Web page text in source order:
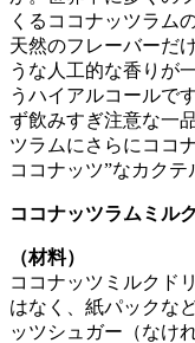
くるココナッツラム
天然のフレーバーだ
うな人工的な香りが
うハイアルコールで
ず飲みすぎ注意な一
ツラムにさらにココ
ココナッツ”なカクテ
ココナッツラムミル
（材料）
ココナッツミルクド
はなく、紙パックな
ッツシュガー（なけ